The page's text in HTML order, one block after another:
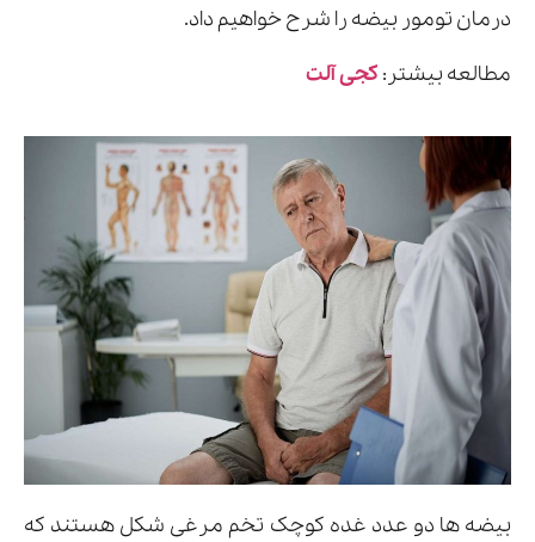
درمان تومور بیضه را شرح خواهیم داد.
مطالعه بیشتر: کجی آلت
بیضه ها دو عدد غده کوچک تخم مرغی شکل هستند که